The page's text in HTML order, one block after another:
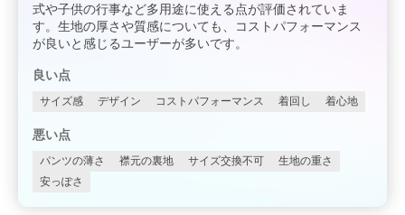
式や子供の行事など多用途に使える点が評価されていま
す。生地の厚さや質感についても、コストパフォーマンス
が良いと感じるユーザーが多いです。
良い点
サイズ感 デザイン コストパフォーマンス 着回し 着心地
悪い点
パンツの薄さ 襟元の裏地 サイズ交換不可
生地の重さ
安っぽさ